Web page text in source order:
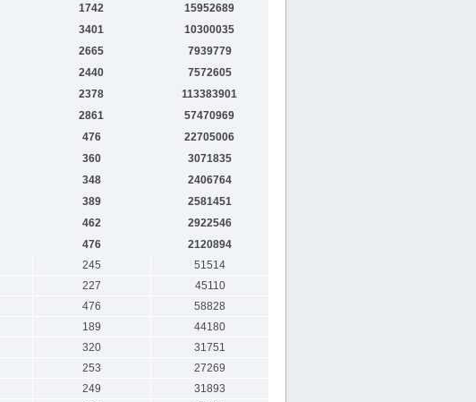
1742
15952689
3401
10300035
2665
7939779
2440
7572605
2378
113383901
2861
57470969
476
22705006
360
3071835
348
2406764
389
2581451
462
2922546
476
2120894
245
51514
227
45110
476
58828
189
44180
320
31751
253
27269
249
31893